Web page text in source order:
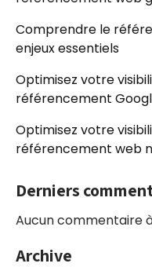
Comprendre le
enjeux essentiels
Optimisez votre
référencement
Optimisez votre
référencement web
Derniers
Aucun commentaire
Archive